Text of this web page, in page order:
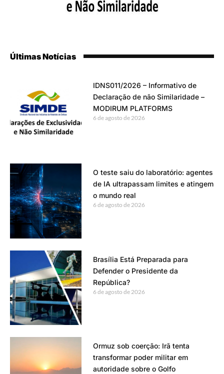
Últimas Notícias
IDNS011/2026 – Informativo de
Declaração de não Similaridade –
MODIRUM PLATFORMS
6 de agosto de 2026
O teste saiu do laboratório: agentes
de IA ultrapassam limites e atingem
o mundo real
6 de agosto de 2026
Brasília Está Preparada para
Defender o Presidente da
República?
6 de agosto de 2026
Ormuz sob coerção: Irã tenta
transformar poder militar em
autoridade sobre o Golfo